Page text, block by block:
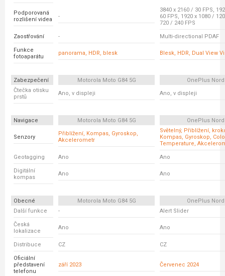
Podporovaná
rozlišení videa
-
3840 x 2160 / 30 FPS,
60 FPS, 1920 x 1080 /
720 / 240 FPS
Zaostřování - Multi-directional PDAF
Funkce
fotoaparátu
panorama, HDR, blesk Blesk, HDR, Dual View
Zabezpečení Motorola Moto G84 5G
OnePlus
Čtečka otisku
prstů
Ano, v displeji Ano, v displeji
Navigace Motorola Moto G84 5G OnePlus
Senzory
Přiblížení, Kompas, Gyroskop,
Akcelerometr
Světelný, Přiblížení,
Kompas, Gyroskop,
Temperature,
Geotagging Ano Ano
Digitální
kompas
Ano Ano
Obecné Motorola Moto G84 5G
OnePlus
Další funkce
- Alert Slider
Česká
lokalizace
Ano Ano
Distribuce CZ CZ
Oficiální
představení
telefonu
září 2023 Červenec 2024